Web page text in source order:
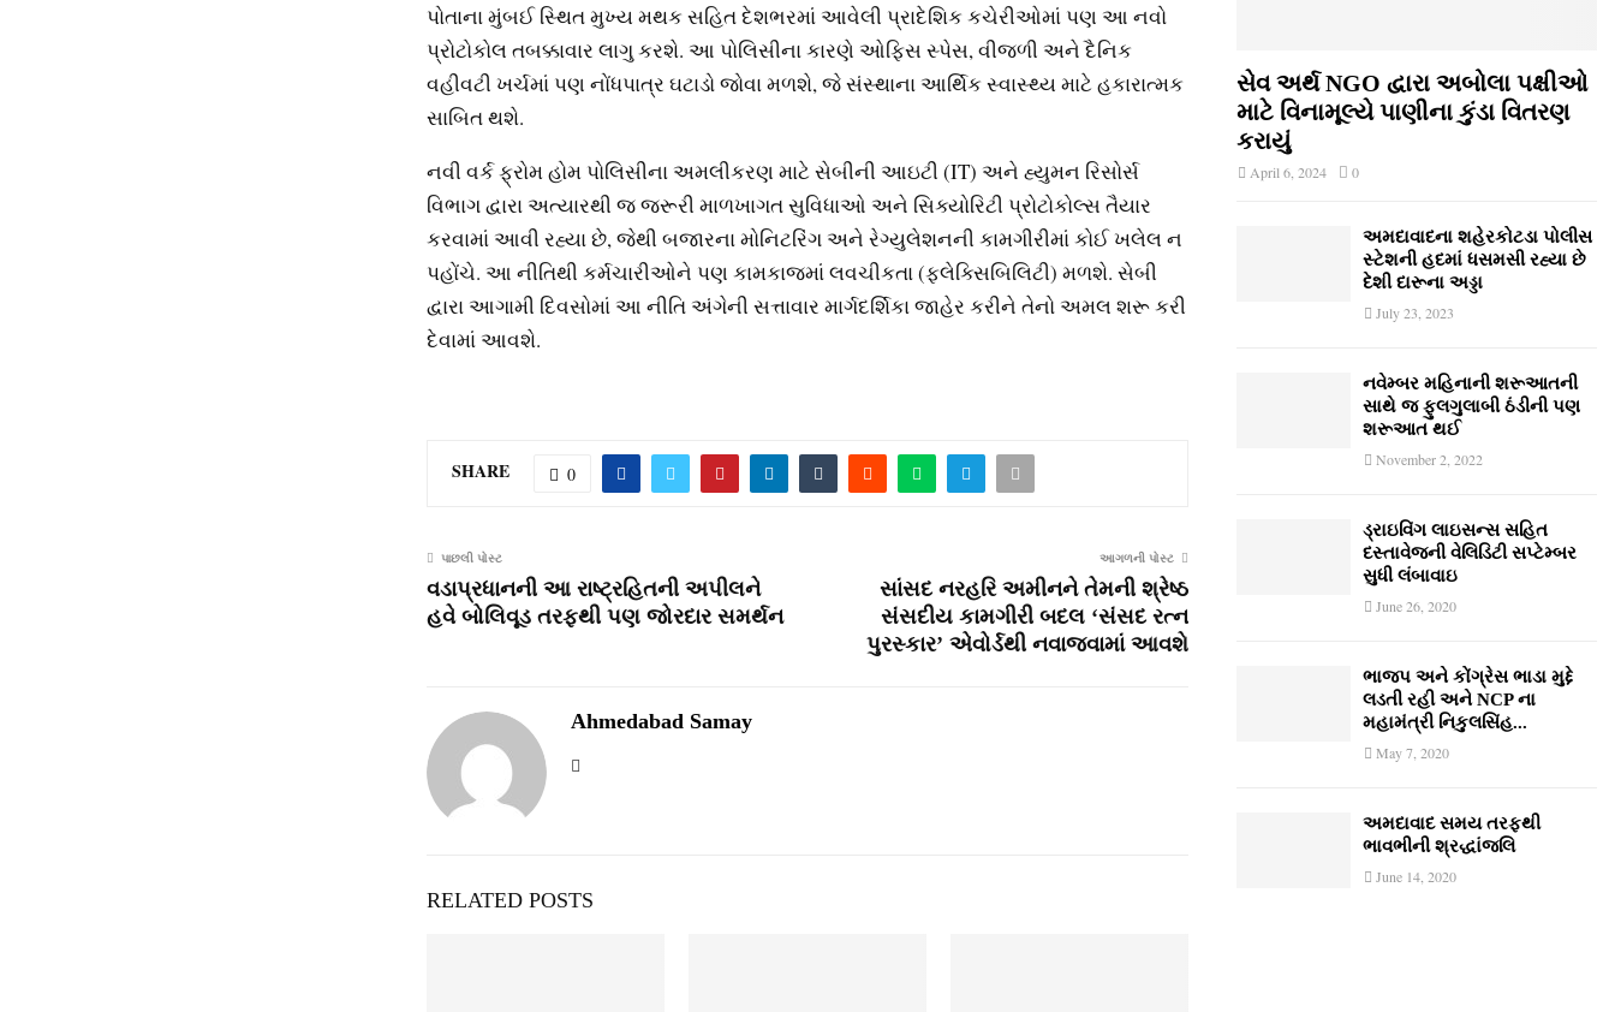
પોતાના મુંબઈ સ્થિત મુખ્ય મથક સહિત દેશભરમાં આવેલી પ્રાદેશિક કચેરીઓમાં પણ આ નવો
પ્રોટોકોલ તબક્કાવાર લાગુ કરશે. આ પોલિસીના કારણે ઓફિસ સ્પેસ, વીજળી અને દૈનિક
વહીવટી ખર્ચમાં પણ નોંધપાત્ર ઘટાડો જોવા મળશે, જે સંસ્થાના આર્થિક સ્વાસ્થ્ય માટે હકારાત્મક
સાબિત થશે.
નવી વર્ક ફ્રોમ હોમ પોલિસીના અમલીકરણ માટે સેબીની આઇટી (IT) અને હ્યુમન રિસોર્સ
વિભાગ દ્વારા અત્યારથી જ જરૂરી માળખાગત સુવિધાઓ અને સિક્યોરિટી પ્રોટોકોલ્સ તૈયાર
કરવામાં આવી રહ્યા છે, જેથી બજારના મોનિટરિંગ અને રેગ્યુલેશનની કામગીરીમાં કોઈ ખલેલ ન
પહોંચે. આ નીતિથી કર્મચારીઓને પણ કામકાજમાં લવચીકતા (ફ્લેક્સિબિલિટી) મળશે. સેબી
દ્વારા આગામી દિવસોમાં આ નીતિ અંગેની સત્તાવાર માર્ગદર્શિકા જાહેર કરીને તેનો અમલ શરૂ કરી
દેવામાં આવશે.
SHARE 0
પાછલી પોસ્ટ
વડાપ્રધાનની આ રાષ્ટ્રહિતની અપીલને
હવે બોલિવૂડ તરફથી પણ જોરદાર સમર્થન
આગળની પોસ્ટ
સાંસદ નરહરિ અમીનને તેમની શ્રેષ્ઠ
સંસદીય કામગીરી બદલ ‘સંસદ રત્ન
પુરસ્કાર’ એવોર્ડથી નવાજવામાં આવશે
Ahmedabad Samay
RELATED POSTS
સેવ અર્થ NGO દ્વારા અબોલા પક્ષીઓ
માટે વિનામૂલ્યે પાણીના કુંડા વિતરણ
કરાયું
April 6, 2024 0
અમદાવાદના શહેરકોટડા પોલીસ
સ્ટેશની હદમાં ધસમસી રહ્યા છે
દેશી દારૂના અડ્ડા
July 23, 2023
નવેમ્‍બર મહિનાની શરૂઆતની
સાથે જ ફુલગુલાબી ઠંડીની પણ
શરૂઆત થઈ
November 2, 2022
ડ્રાઇવિંગ લાઇસન્સ સહિત
દસ્તાવેજની વેલિડિટી સપ્ટેમ્બર
સુધી લંબાવાઇ
June 26, 2020
ભાજપ અને કોંગ્રેસ ભાડા મુદ્દે
લડતી રહી અને NCP ના
મહામંત્રી નિકુલસિંહ...
May 7, 2020
અમદાવાદ સમય તરફથી
ભાવભીની શ્રદ્ધાંજલિ
June 14, 2020